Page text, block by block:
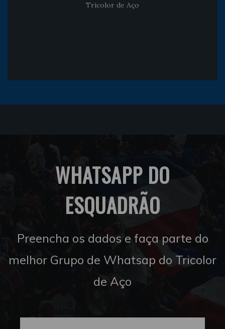
Tricolor de Aço
WHATSAPP DO
ESQUADRÃO
Preencha os dados e faça parte do
melhor Grupo de Whatsap do Tricolor
de Aço